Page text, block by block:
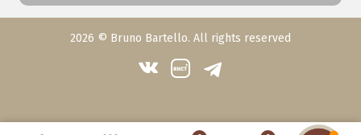
2026 © Bruno Bartello. All rights reserved